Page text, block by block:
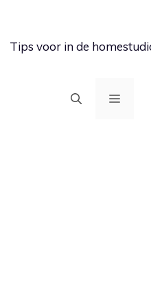
Tips voor in de
MENU